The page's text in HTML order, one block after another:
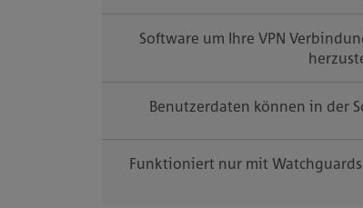
Software um Ihre VPN
Benutzerdaten können in der
Funktioniert nur mit